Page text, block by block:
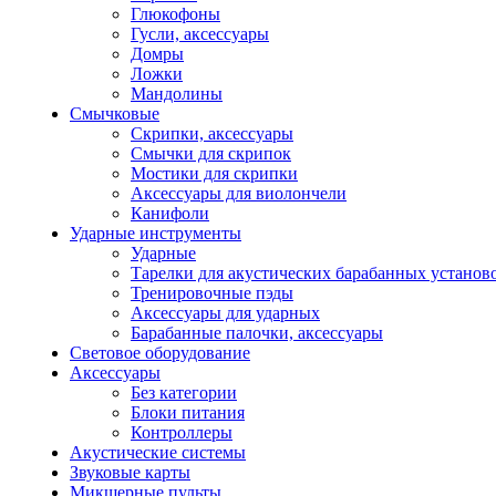
Глюкофоны
Гусли, аксессуары
Домры
Ложки
Мандолины
Смычковые
Скрипки, аксессуары
Смычки для скрипок
Мостики для скрипки
Аксессуары для виолончели
Канифоли
Ударные инструменты
Ударные
Тарелки для акустических барабанных
Тренировочные пэды
Аксессуары для ударных
Барабанные палочки, аксессуары
Световое оборудование
Аксессуары
Без категории
Блоки питания
Контроллеры
Акустические системы
Звуковые карты
Микшерные пульты